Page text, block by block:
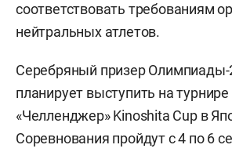
соответствовать требованиям
нейтральных атлетов.
Серебряный призер Олимпиады-
планирует выступить на турнире
«Челленджер» Kinoshita Cup в
Соревнования пройдут с 4 по 6